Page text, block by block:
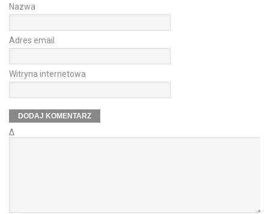
Nazwa
Adres email
Witryna internetowa
Δ